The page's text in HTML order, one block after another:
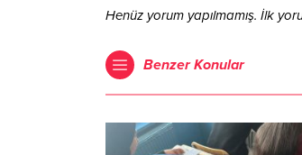
Henüz yorum yapılmamış. İlk
Benzer Konular